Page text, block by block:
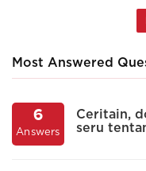
Most Answered
6
Answers
Ceritain,
seru